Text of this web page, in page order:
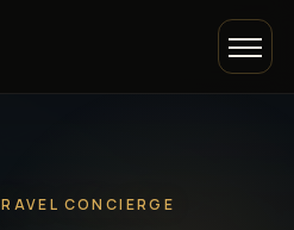
CONCIERGE